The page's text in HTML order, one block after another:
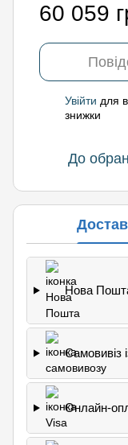
60 059
Увійти для
знижки
До
Нова
Самовивіз
Онлайн-